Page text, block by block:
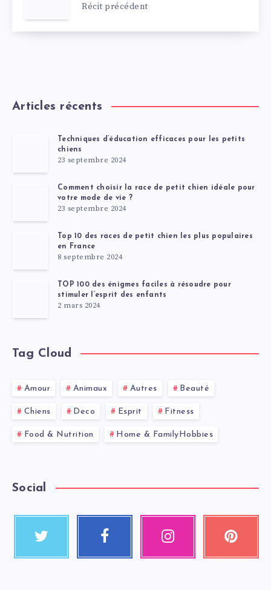
Récit précédent
Articles récents
Techniques d’éducation efficaces pour les petits
chiens
23 septembre 2024
Comment choisir la race de petit chien idéale pour
votre mode de vie ?
23 septembre 2024
Top 10 des races de petit chien les plus populaires
en France
8 septembre 2024
TOP 100 des énigmes faciles à résoudre pour
stimuler l’esprit des enfants
2 mars 2024
Tag Cloud
Amour Animaux Autres Beauté
Chiens Deco Esprit Fitness
Food & Nutrition Home & FamilyHobbies
Social